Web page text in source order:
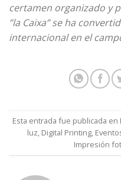
certamen organizado y
”la Caixa” se ha
internacional en el
Esta entrada fue publicada en
luz, Digital Printing,
Impresión